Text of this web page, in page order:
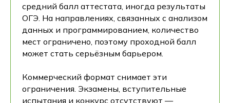
средний балл аттестата, иногда результаты
ОГЭ. На направлениях, связанных с анализом
данных и программированием, количество
мест ограничено, поэтому проходной балл
может стать серьёзным барьером.
Коммерческий формат снимает эти
ограничения. Экзамены, вступительные
испытания и конкурс отсутствуют —